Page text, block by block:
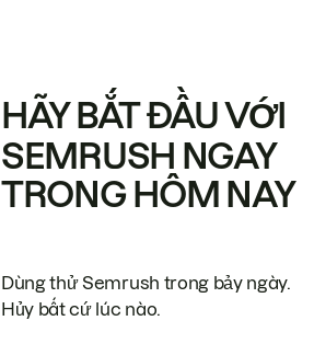
HÃY BẮT ĐẦU VỚI
SEMRUSH NGAY
TRONG HÔM NAY
Dùng thử Semrush trong bảy ngày.
Hủy bất cứ lúc nào.